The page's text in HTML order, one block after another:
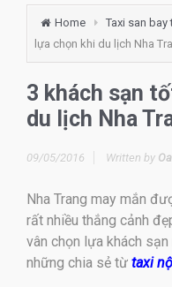
Home Taxi san
lựa chọn khi du lịch Nha
3 khách sạn
du lịch Nha
09/05/2016 Written by
Nha Trang may mắn
rất nhiều thắng cảnh
vân chọn lựa khách
những chia sẻ từ taxi